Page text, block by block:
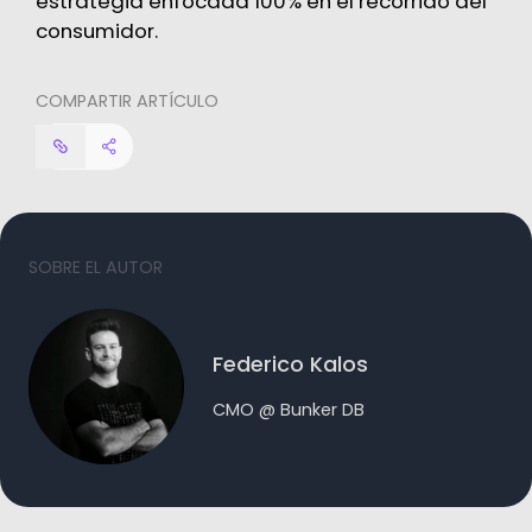
consumidor.
COMPARTIR ARTÍCULO
SOBRE EL AUTOR
Federico Kalos
CMO @ Bunker DB